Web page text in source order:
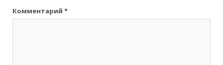
Комментарий *